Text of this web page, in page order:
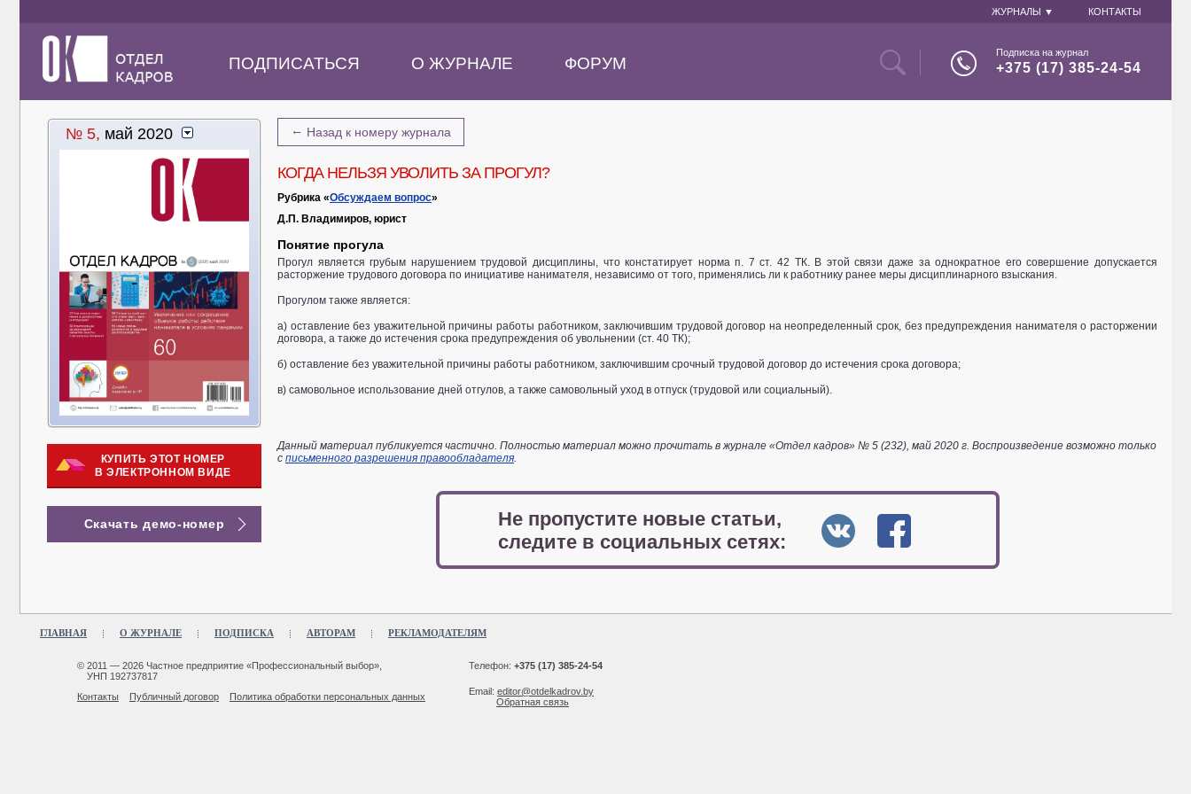
ЖУРНАЛЫ ▼ КОНТАКТЫ
ПОДПИСАТЬСЯ О ЖУРНАЛЕ ФОРУМ
Подписка на журнал
+375 (17) 385-24-54
№ 5, май 2020
КУПИТЬ ЭТОТ НОМЕР
В ЭЛЕКТРОННОМ ВИДЕ
Скачать демо-номер
← Назад к номеру журнала
КОГДА НЕЛЬЗЯ УВОЛИТЬ ЗА ПРОГУЛ?
Рубрика «Обсуждаем вопрос»
Д.П. Владимиров, юрист
Понятие прогула
Прогул является грубым нарушением трудовой дисциплины, что констатирует норма п. 7 ст. 42 ТК. В этой связи даже за однократное его совершение допускается
расторжение трудового договора по инициативе нанимателя, независимо от того, применялись ли к работнику ранее меры дисциплинарного взыскания.
Прогулом также является:
а) оставление без уважительной причины работы работником, заключившим трудовой договор на неопределенный срок, без предупреждения нанимателя о расторжении
договора, а также до истечения срока предупреждения об увольнении (ст. 40 ТК);
б) оставление без уважительной причины работы работником, заключившим срочный трудовой договор до истечения срока договора;
в) самовольное использование дней отгулов, а также самовольный уход в отпуск (трудовой или социальный).
Данный материал публикуется частично. Полностью материал можно прочитать в журнале «Отдел кадров» № 5 (232), май 2020 г. Воспроизведение возможно только
с письменного разрешения правообладателя.
Не пропустите новые статьи,
следите в социальных сетях:
ГЛАВНАЯ О ЖУРНАЛЕ ПОДПИСКА АВТОРАМ РЕКЛАМОДАТЕЛЯМ
© 2011 — 2026 Частное предприятие «Профессиональный выбор»,
УНП 192737817
Контакты
Публичный договор Политика обработки персональных данных
Телефон: +375 (17) 385-24-54
Email: editor@otdelkadrov.by
Обратная связь